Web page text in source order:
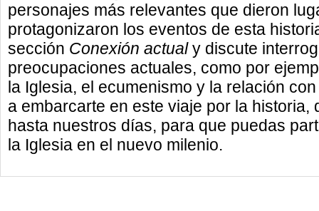
personajes más relevantes que dieron
protagonizaron los eventos de esta
sección Conexión actualy discute
preocupaciones actuales, como por
la Iglesia, el ecumenismo y la relación
a embarcarte en este viaje por la historia,
hasta nuestros días, para que puedas
la Iglesia en el nuevo milenio.